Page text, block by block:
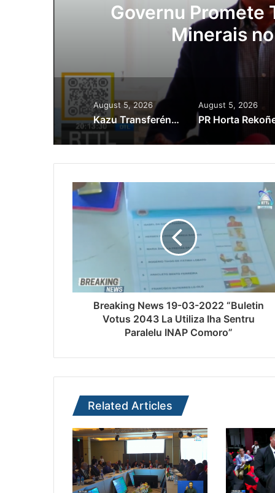
ba Setór
August 5, 2026
Kazu Transferénsia Osan Millaun 42 Husi Singapura, Advogadu Sei Halo Rekursu
August 5, 2026
Breaking News 19-03-2022 “Buletin
Votus 2043 La Utiliza Iha Sentru
Paralelu INAP Comoro”
Related Articles